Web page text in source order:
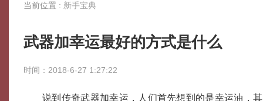
当前位置 : 新手宝典
武器加幸运最好的方式是什么
时间：2018-6-27 1:27:22
说到传奇武器加幸运，人们首先想到的是幸运油，